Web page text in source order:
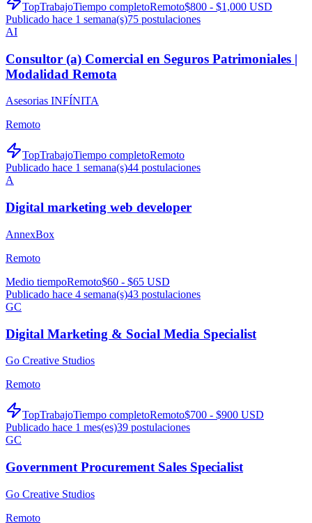
TopTrabajoTiempo completoRemoto$800 - $1,000 USD
Publicado hace 1 semana(s)75 postulaciones
AI
Consultor (a) Comercial en Seguros Patrimoniales |
Modalidad Remota
Asesorias INFÍNITA
Remoto
TopTrabajoTiempo completoRemoto
Publicado hace 1 semana(s)44 postulaciones
A
Digital marketing web developer
AnnexBox
Remoto
Medio tiempoRemoto$60 - $65 USD
Publicado hace 4 semana(s)43 postulaciones
GC
Digital Marketing & Social Media Specialist
Go Creative Studios
Remoto
TopTrabajoTiempo completoRemoto$700 - $900 USD
Publicado hace 1 mes(es)39 postulaciones
GC
Government Procurement Sales Specialist
Go Creative Studios
Remoto